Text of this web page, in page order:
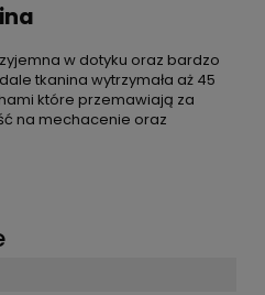
w dotyku oraz bardzo
tkanina wytrzymała aż 45
które przemawiają za
na mechacenie oraz